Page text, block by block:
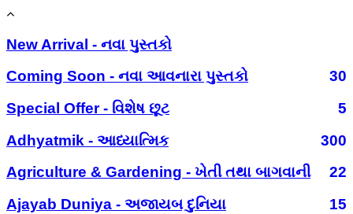
New Arrival - નવા પુસ્તકો
Coming Soon - નવા આવનારા પુસ્તકો
30
Special Offer - વિશેષ છૂટ
5
Adhyatmik - આધ્યાત્મિક
300
Agriculture & Gardening - ખેતી તથા બાગવાની
22
Ajayab Duniya - અજાયબ દુનિયા
15